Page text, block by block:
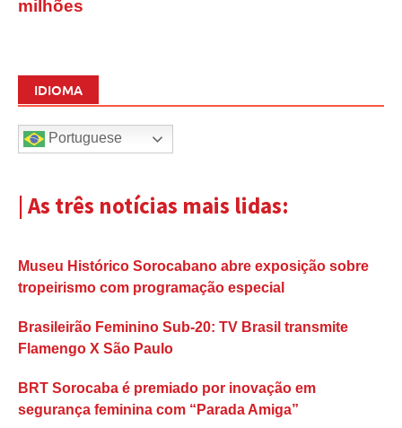
milhões
IDIOMA
Portuguese
| As três notícias mais lidas:
Museu Histórico Sorocabano abre exposição sobre
tropeirismo com programação especial
Brasileirão Feminino Sub-20: TV Brasil transmite
Flamengo X São Paulo
BRT Sorocaba é premiado por inovação em
segurança feminina com “Parada Amiga”